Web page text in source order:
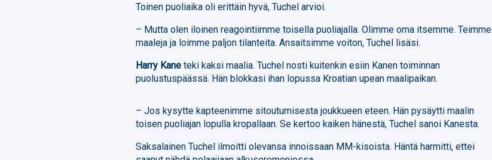
Toinen puoliaika oli erittäin hyvä, Tuchel arvioi.
– Mutta olen iloinen reagointiimme toisella puoliajalla. Olimme oma itsemme. Teimme
maaleja ja loimme paljon tilanteita. Ansaitsimme voiton, Tuchel lisäsi.
Harry Kane teki kaksi maalia. Tuchel nosti kuitenkin esiin Kanen toiminnan
puolustuspäässä. Hän blokkasi ihan lopussa Kroatian upean maalipaikan.
– Jos kysytte kapteenimme sitoutumisesta joukkueen eteen. Hän pysäytti maalin
toisen puoliajan lopulla kropallaan. Se kertoo kaiken hänestä, Tuchel sanoi Kanesta.
Saksalainen Tuchel ilmoitti olevansa innoissaan MM-kisoista. Häntä harmitti, ettei